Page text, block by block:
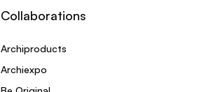
Collaborations
Archiproducts
Archiexpo